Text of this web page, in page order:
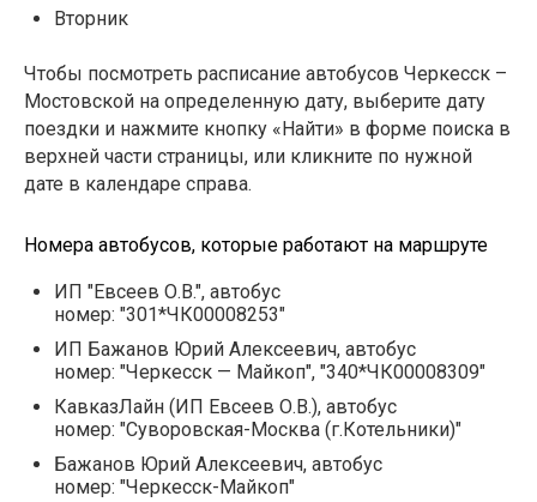
Вторник
Чтобы посмотреть расписание автобусов Черкесск –
Мостовской на определенную дату, выберите дату
поездки и нажмите кнопку «Найти» в форме поиска в
верхней части страницы, или кликните по нужной
дате в календаре справа.
Номера автобусов, которые работают на маршруте
ИП "Евсеев О.В.", автобус
номер: "301*ЧК00008253"
ИП Бажанов Юрий Алексеевич, автобус
номер: "Черкесск — Майкоп", "340*ЧК00008309"
КавказЛайн (ИП Евсеев О.В.), автобус
номер: "Суворовская-Москва (г.Котельники)"
Бажанов Юрий Алексеевич, автобус
номер: "Черкесск-Майкоп"